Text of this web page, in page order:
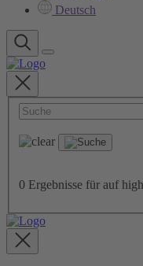
Deutsch
0 Ergebnisse für auf